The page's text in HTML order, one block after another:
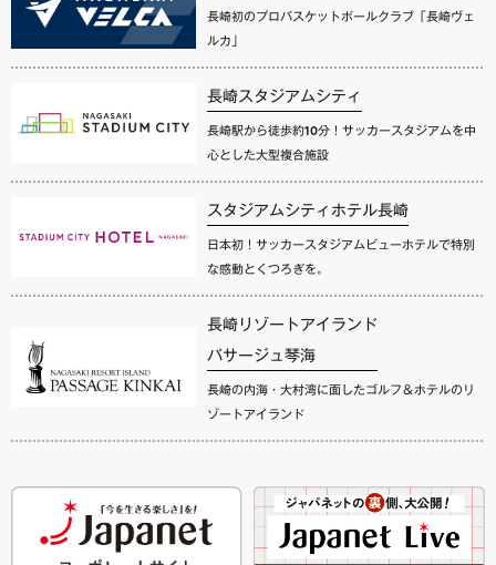
長崎初のプロバスケットボールクラブ「長崎ヴェ
ルカ」
長崎スタジアムシティ
長崎駅から徒歩約10分！サッカースタジアムを中
心とした大型複合施設
スタジアムシティホテル長崎
日本初！サッカースタジアムビューホテルで特別
な感動とくつろぎを。
長崎リゾートアイランド
パサージュ琴海
長崎の内海・大村湾に面したゴルフ＆ホテルのリ
ゾートアイランド